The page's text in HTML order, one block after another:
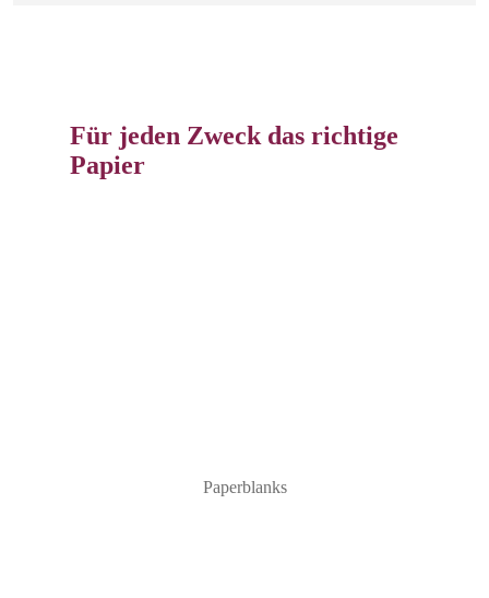
Für jeden Zweck das richtige
Papier
Paperblanks